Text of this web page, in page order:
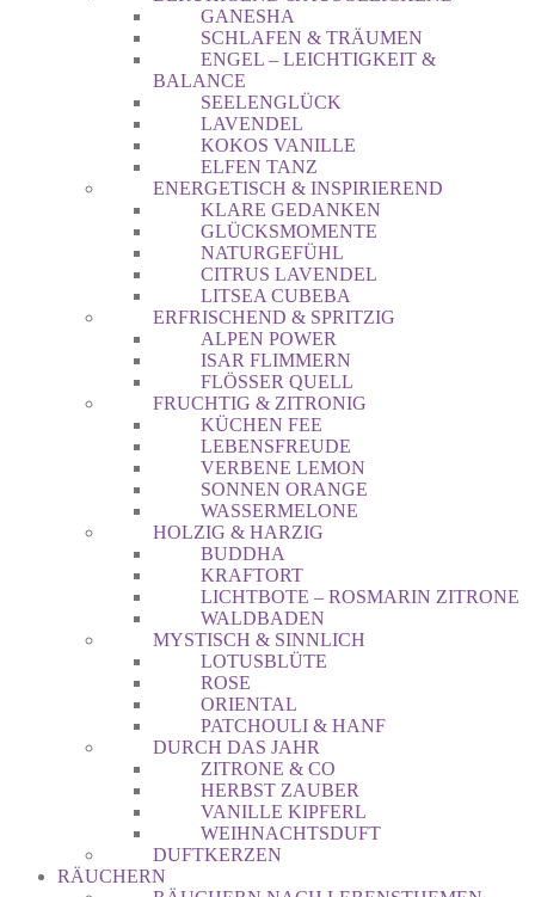
GANESHA
SCHLAFEN & TRÄUMEN
ENGEL – LEICHTIGKEIT &
BALANCE
SEELENGLÜCK
LAVENDEL
KOKOS VANILLE
ELFEN TANZ
ENERGETISCH & INSPIRIEREND
KLARE GEDANKEN
GLÜCKSMOMENTE
NATURGEFÜHL
CITRUS LAVENDEL
LITSEA CUBEBA
ERFRISCHEND & SPRITZIG
ALPEN POWER
ISAR FLIMMERN
FLÖSSER QUELL
FRUCHTIG & ZITRONIG
KÜCHEN FEE
LEBENSFREUDE
VERBENE LEMON
SONNEN ORANGE
WASSERMELONE
HOLZIG & HARZIG
BUDDHA
KRAFTORT
LICHTBOTE – ROSMARIN ZITRONE
WALDBADEN
MYSTISCH & SINNLICH
LOTUSBLÜTE
ROSE
ORIENTAL
PATCHOULI & HANF
DURCH DAS JAHR
ZITRONE & CO
HERBST ZAUBER
VANILLE KIPFERL
WEIHNACHTSDUFT
DUFTKERZEN
RÄUCHERN